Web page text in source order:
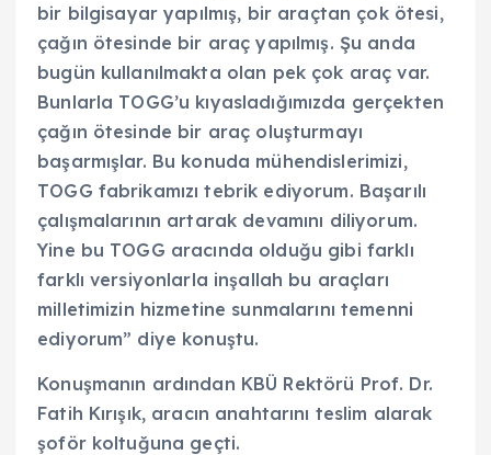
bir bilgisayar yapılmış, bir araçtan çok ötesi,
çağın ötesinde bir araç yapılmış. Şu anda
bugün kullanılmakta olan pek çok araç var.
Bunlarla TOGG’u kıyasladığımızda gerçekten
çağın ötesinde bir araç oluşturmayı
başarmışlar. Bu konuda mühendislerimizi,
TOGG fabrikamızı tebrik ediyorum. Başarılı
çalışmalarının artarak devamını diliyorum.
Yine bu TOGG aracında olduğu gibi farklı
farklı versiyonlarla inşallah bu araçları
milletimizin hizmetine sunmalarını temenni
ediyorum” diye konuştu.
Konuşmanın ardından KBÜ Rektörü Prof. Dr.
Fatih Kırışık, aracın anahtarını teslim alarak
şoför koltuğuna geçti.